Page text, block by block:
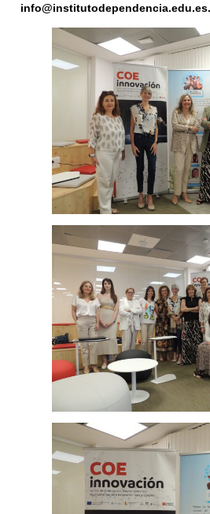
info@institutodependencia.edu.es.